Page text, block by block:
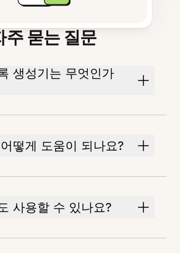
주 묻는 질문
생성기는 무엇인가
떻게 도움이 되나요?
사용할 수 있나요?